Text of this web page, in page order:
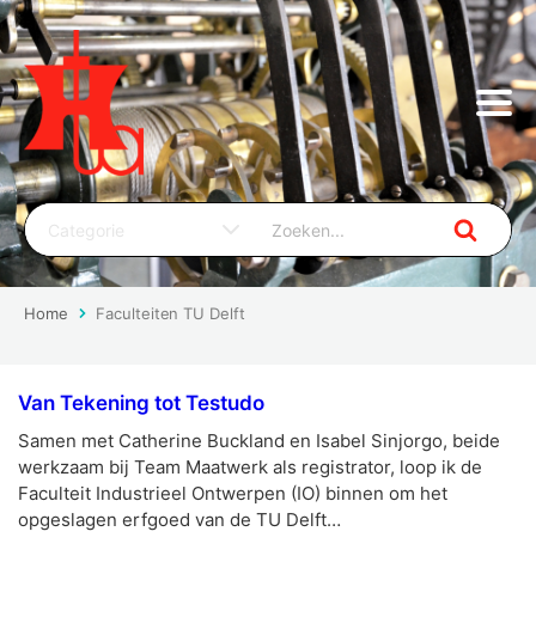
Home Faculteiten TU Delft
Van Tekening tot Testudo
Samen met Catherine Buckland en Isabel Sinjorgo, beide
werkzaam bij Team Maatwerk als registrator, loop ik de
Faculteit Industrieel Ontwerpen (IO) binnen om het
opgeslagen erfgoed van de TU Delft…